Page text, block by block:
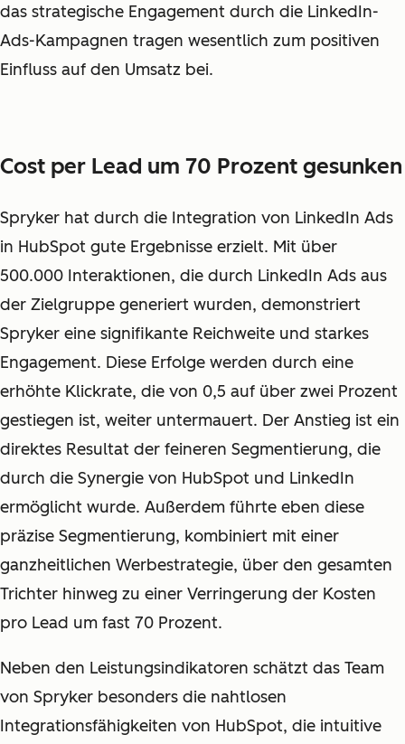
das strategische Engagement durch die LinkedIn-
Ads-Kampagnen tragen wesentlich zum positiven
Einfluss auf den Umsatz bei.
Cost per Lead um 70 Prozent gesunken
Spryker hat durch die Integration von LinkedIn Ads
in HubSpot gute Ergebnisse erzielt. Mit über
500.000 Interaktionen, die durch LinkedIn Ads aus
der Zielgruppe generiert wurden, demonstriert
Spryker eine signifikante Reichweite und starkes
Engagement. Diese Erfolge werden durch eine
erhöhte Klickrate, die von 0,5 auf über zwei Prozent
gestiegen ist, weiter untermauert. Der Anstieg ist ein
direktes Resultat der feineren Segmentierung, die
durch die Synergie von HubSpot und LinkedIn
ermöglicht wurde. Außerdem führte eben diese
präzise Segmentierung, kombiniert mit einer
ganzheitlichen Werbestrategie, über den gesamten
Trichter hinweg zu einer Verringerung der Kosten
pro Lead um fast 70 Prozent.
Neben den Leistungsindikatoren schätzt das Team
von Spryker besonders die nahtlosen
Integrationsfähigkeiten von HubSpot, die intuitive